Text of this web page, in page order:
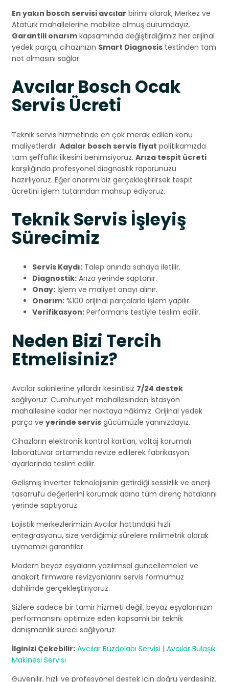
En yakın bosch servisi avcılar birimi olarak, Merkez ve
Atatürk mahallelerine mobilize olmuş durumdayız.
Garantili onarım kapsamında değiştirdiğimiz her orijinal
yedek parça, cihazınızın Smart Diagnosis testinden tam
not almasını sağlar.
Avcılar Bosch Ocak
Servis Ücreti
Teknik servis hizmetinde en çok merak edilen konu
maliyetlerdir. Adalar bosch servis fiyat politikamızda
tam şeffaflık ilkesini benimsiyoruz. Arıza tespit ücreti
karşılığında profesyonel diagnostik raporunuzu
hazırlıyoruz. Eğer onarımı biz gerçekleştirirsek tespit
ücretini işlem tutarından mahsup ediyoruz.
Teknik Servis İşleyiş
Sürecimiz
Servis Kaydı: Talep anında sahaya iletilir.
Diagnostik: Arıza yerinde saptanır.
Onay: İşlem ve maliyet onayı alınır.
Onarım: %100 orijinal parçalarla işlem yapılır.
Verifikasyon: Performans testiyle teslim edilir.
Neden Bizi Tercih
Etmelisiniz?
Avcılar sakinlerine yıllardır kesintisiz 7/24 destek
sağlıyoruz. Cumhuriyet mahallesinden İstasyon
mahallesine kadar her noktaya hâkimiz. Orijinal yedek
parça ve yerinde servis gücümüzle yanınızdayız.
Cihazların elektronik kontrol kartları, voltaj korumalı
laboratuvar ortamında revize edilerek fabrikasyon
ayarlarında teslim edilir.
Gelişmiş Inverter teknolojisinin getirdiği sessizlik ve enerji
tasarrufu değerlerini korumak adına tüm direnç hatalarını
yerinde saptıyoruz.
Lojistik merkezlerimizin Avcılar hattındaki hızlı
entegrasyonu, size verdiğimiz sürelere milimetrik olarak
uymamızı garantiler.
Modern beyaz eşyaların yazılımsal güncellemeleri ve
anakart firmware revizyonlarını servis formumuz
dahilinde gerçekleştiriyoruz.
Sizlere sadece bir tamir hizmeti değil, beyaz eşyalarınızın
performansını optimize eden kapsamlı bir teknik
danışmanlık süreci sağlıyoruz.
İlginizi Çekebilir: Avcılar Buzdolabı Servisi | Avcılar Bulaşık
Makinesi Servisi
Güvenilir, hızlı ve profesyonel destek için doğru yerdesiniz.